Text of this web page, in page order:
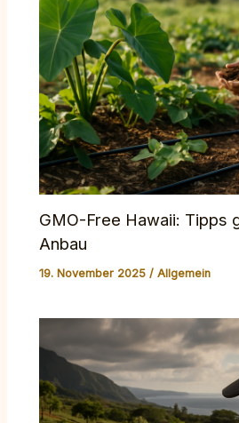
GMO-Free Hawaii: Tipps
Anbau
19. November 2025/Allgemein